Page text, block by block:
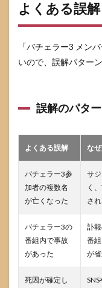
よくある誤
「バチェラー3 メン
いので、誤解パター
誤解のパタ
よくある誤解 な
バチェラー3参
加者の複数名
が亡くなった
サ
く
さ
バチェラー3の
番組内で事故
があった
訃
番
が
死因が確定し